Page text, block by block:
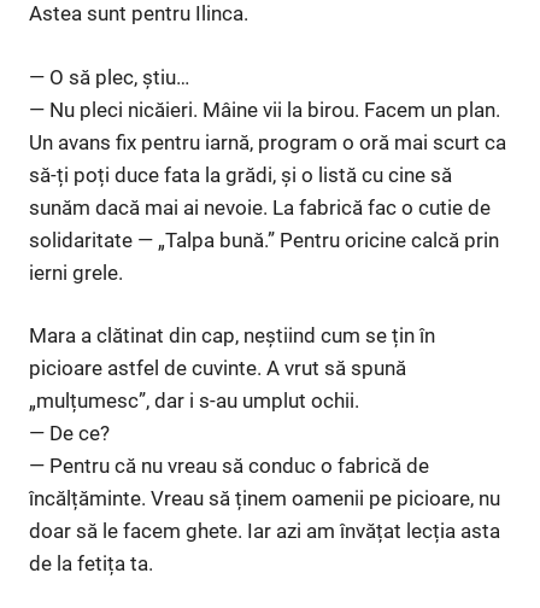
Astea sunt pentru Ilinca.
— O să plec, știu…
— Nu pleci nicăieri. Mâine vii la birou. Facem un plan.
Un avans fix pentru iarnă, program o oră mai scurt ca
să-ți poți duce fata la grădi, și o listă cu cine să
sunăm dacă mai ai nevoie. La fabrică fac o cutie de
solidaritate — „Talpa bună.” Pentru oricine calcă prin
ierni grele.
Mara a clătinat din cap, neștiind cum se țin în
picioare astfel de cuvinte. A vrut să spună
„mulțumesc”, dar i s-au umplut ochii.
— De ce?
— Pentru că nu vreau să conduc o fabrică de
încălțăminte. Vreau să ținem oamenii pe picioare, nu
doar să le facem ghete. Iar azi am învățat lecția asta
de la fetița ta.